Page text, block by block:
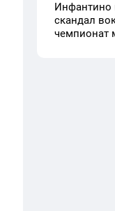
Инфантино
скандал
чемпионат